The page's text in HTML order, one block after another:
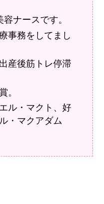
ナースです。
事務をしてまし
産後筋トレ停滞
。
ル・マクト、好
・マクアダム